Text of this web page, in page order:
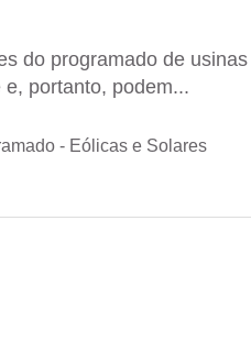
do programado de
portanto, podem...
- Eólicas e Solares